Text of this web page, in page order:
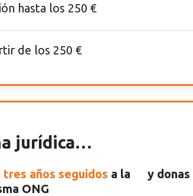
hasta los 250 €
de los 250 €
jurídica…
tres años seguidos a la
ONG
y donas